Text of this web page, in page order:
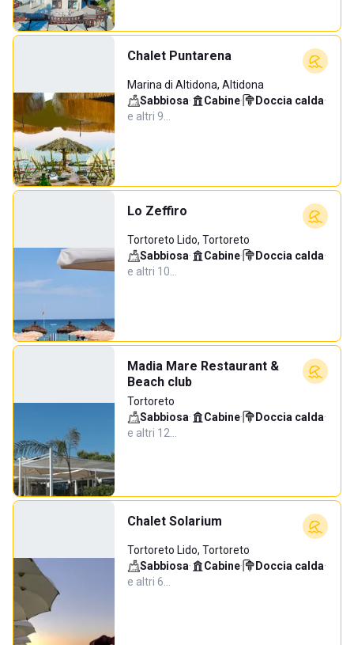
Chalet Puntarena
Marina di Altidona, Altidona
Sabbiosa· Cabine· Doccia calda·
e altri 9…
Lo Zeffiro
Tortoreto Lido, Tortoreto
Sabbiosa· Cabine· Doccia calda·
e altri 10…
Madia Mare Restaurant &
Beach club
Tortoreto
Sabbiosa· Cabine· Doccia calda·
e altri 12…
Chalet Solarium
Tortoreto Lido, Tortoreto
Sabbiosa· Cabine· Doccia calda·
e altri 6…